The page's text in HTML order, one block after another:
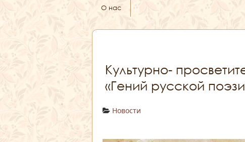
О нас
Культурно-
«Гений русской
Новости